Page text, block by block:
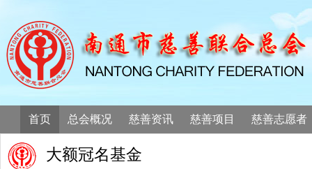
首页 总会概况 慈善资讯 慈善项目 慈善志愿者
大额冠名基金